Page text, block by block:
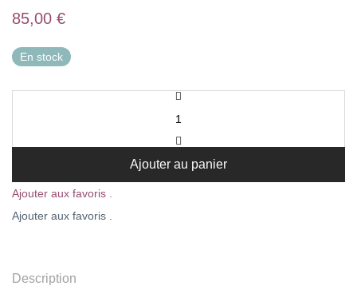
85,00 €
En stock
Ajouter au panier
Ajouter aux favoris .
Ajouter aux favoris .
Description